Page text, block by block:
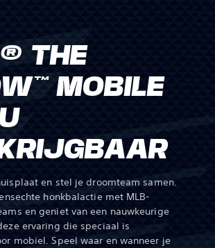
THE
MOBILE
en stel je droomteam samen.
honkbalactie met MLB-
en geniet van een nauwkeurige
ervaring die speciaal is
mobiel. Speel waar en wanneer je